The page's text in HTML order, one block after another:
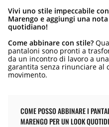
Vivi uno stile impeccabile
Marengo e aggiungi una
quotidiano!
Come abbinare con stile?
pantaloni sono pronti a
da un incontro di lavoro a
garantita senza rinunciare al
movimento.
COME POSSO ABBINARE I
MARENGO PER UN LOOK